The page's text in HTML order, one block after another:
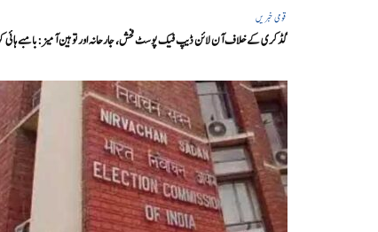
قومی خبریں
گڈکری کے خلاف آن لائن ڈیپ فیک پوسٹ فحش، جارحانہ اور توہین آمیز:بامبے